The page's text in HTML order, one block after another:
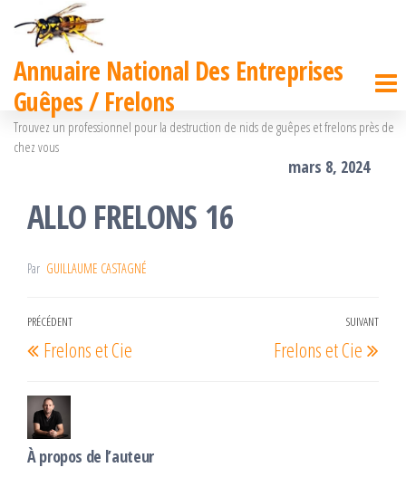
Passer
contenu
Annuaire National Des Entreprises
Guêpes / Frelons
Trouvez un professionnel pour la destruction de nids de guêpes et frelons près de
chez vous
mars 8, 2024
ALLO FRELONS 16
Par GUILLAUME CASTAGNÉ
Navigation
de
Article
précédent
PRÉCÉDENT
Frelons et Cie
SUIVANT
Frelons et Cie
À propos de l’auteur